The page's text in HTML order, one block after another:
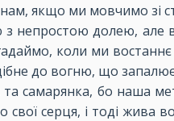
якщо ми мовчимо зі
непростою долею, але
коли ми
до вогню, що запалює
та самарянка, бо
серця, і тоді жива